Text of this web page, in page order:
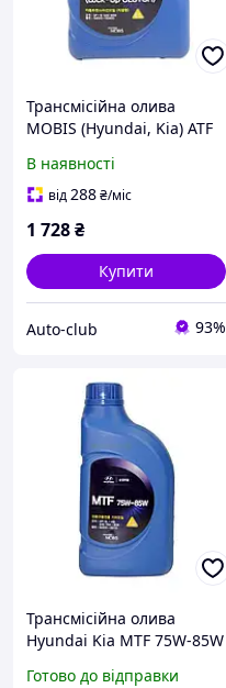
Трансмісійна олива
MOBIS (Hyundai, Kia) ATF
В наявності
від288₴/міс
1 728₴
Купити
Auto-club 93%
Трансмісійна олива
Hyundai Kia MTF 75W-85W
Готово до відправки